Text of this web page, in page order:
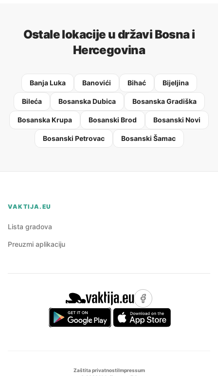
Ostale lokacije u državi Bosna i
Hercegovina
Banja Luka Banovići Bihać Bijeljina
Bileća Bosanska Dubica Bosanska Gradiška
Bosanska Krupa Bosanski Brod Bosanski Novi
Bosanski Petrovac Bosanski Šamac
VAKTIJA.EU
Lista gradova
Preuzmi aplikaciju
Zaštita privatnostiImpressum